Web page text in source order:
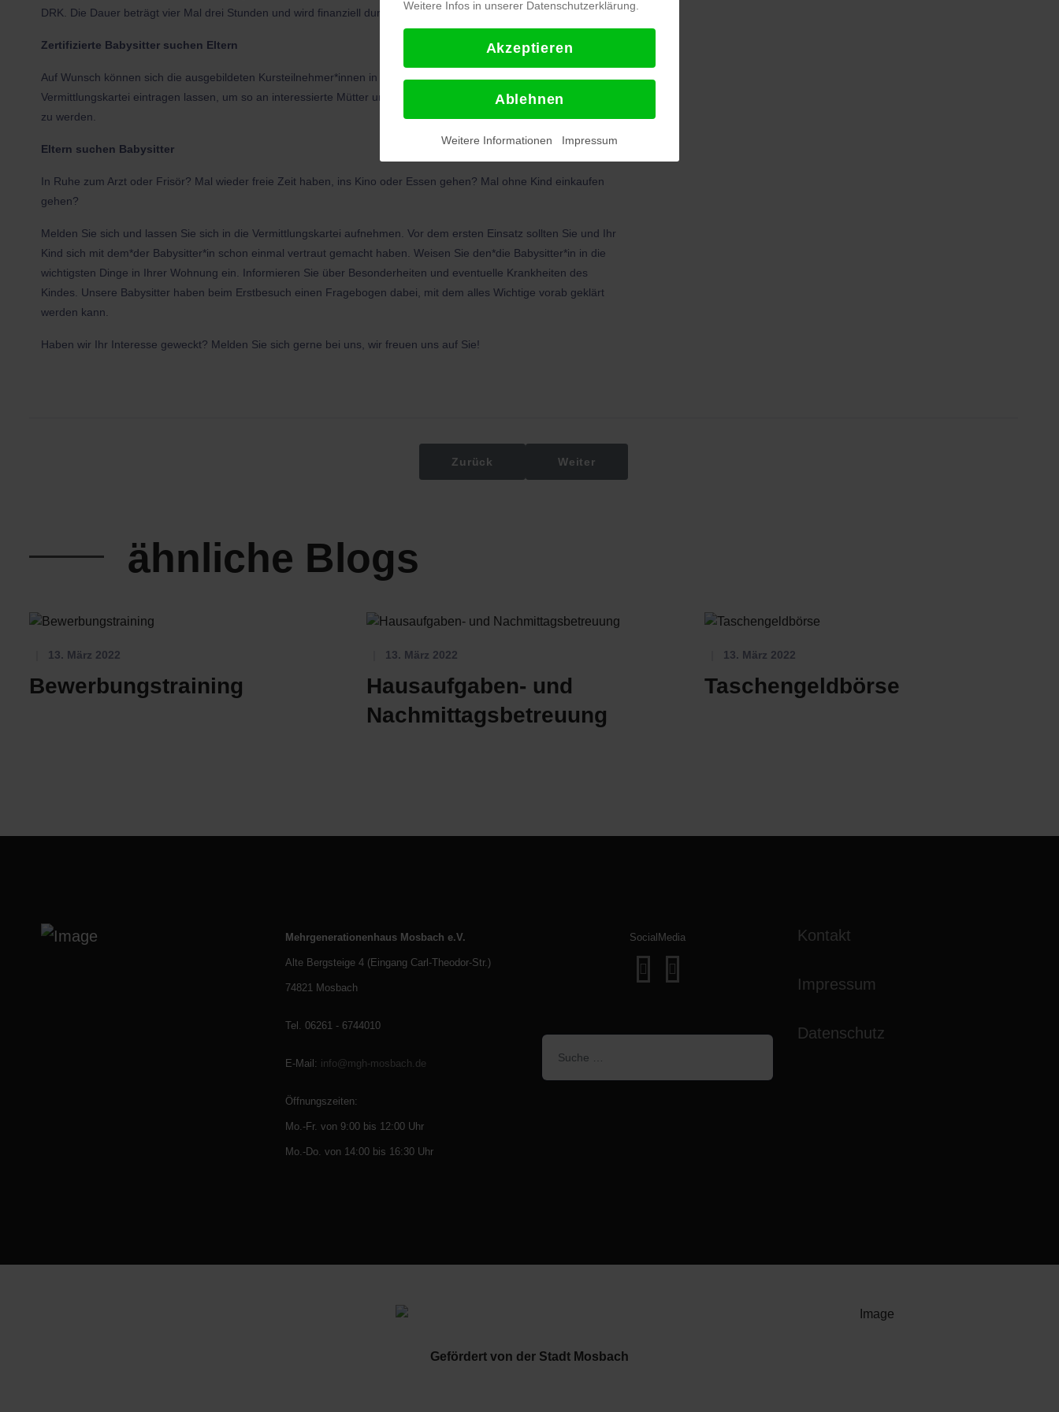
DRK. Die Dauer beträgt vier Mal drei Stunden und wird finanziell durch den Kinderschutzbund NOK gefördert.
Zertifizierte Babysitter suchen Eltern
Auf Wunsch können sich die ausgebildeten Kursteilnehmer*innen in die beim Mehrgenerationenhaus geführte
Vermittlungskartei eintragen lassen, um so an interessierte Mütter und Väter im Neckar-Odenwald-Kreis vermittelt
zu werden.
Eltern suchen Babysitter
In Ruhe zum Arzt oder Frisör? Mal wieder freie Zeit haben, ins Kino oder Essen gehen? Mal ohne Kind einkaufen
gehen?
Melden Sie sich und lassen Sie sich in die Vermittlungskartei aufnehmen. Vor dem ersten Einsatz sollten Sie und Ihr
Kind sich mit dem*der Babysitter*in schon einmal vertraut gemacht haben. Weisen Sie den*die Babysitter*in in die
wichtigsten Dinge in Ihrer Wohnung ein. Informieren Sie über Besonderheiten und eventuelle Krankheiten des
Kindes. Unsere Babysitter haben beim Erstbesuch einen Fragebogen dabei, mit dem alles Wichtige vorab geklärt
werden kann.
Haben wir Ihr Interesse geweckt? Melden Sie sich gerne bei uns, wir freuen uns auf Sie!
Vorheriger Beitrag: Taschengeldbörse
Zurück Nächster Beitrag: Offener Eltern-Kind-Treff
Weiter
ähnliche Blogs
13. März 2022
Bewerbungstraining
13. März 2022
Hausaufgaben- und
Nachmittagsbetreuung
13. März 2022
Taschengeldbörse
Mehrgenerationenhaus Mosbach e.V.
Alte Bergsteige 4 (Eingang Carl-Theodor-Str.)
74821 Mosbach
Tel. 06261 - 6744010
E-Mail : info@mgh-mosbach.de
Öffnungszeiten:
Mo.-Fr. von 9:00 bis 12:00 Uhr
Mo.-Do. von 14:00 bis 16:30 Uhr
SocialMedia Kontakt
Impressum
Datenschutz
Gefördert von der Stadt Mosbach
Weitere Infos in unserer Datenschutzerklärung.
Akzeptieren
Ablehnen
Weitere Informationen Impressum